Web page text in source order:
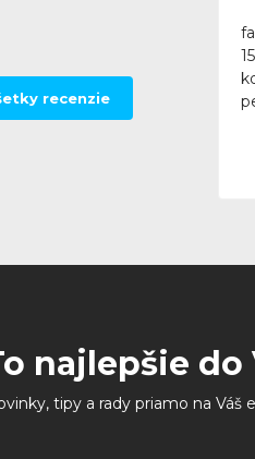
recenzie
najlepšie do
tipy a rady priamo na Váš